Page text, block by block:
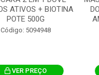
ATIVOS + BIOTINA
POTE 500G
Código: 5094948
VER PREÇO